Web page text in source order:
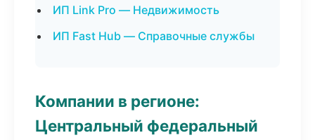
ИП Link Pro — Недвижимость
ИП Fast Hub — Справочные службы
Компании в регионе:
Центральный федеральный